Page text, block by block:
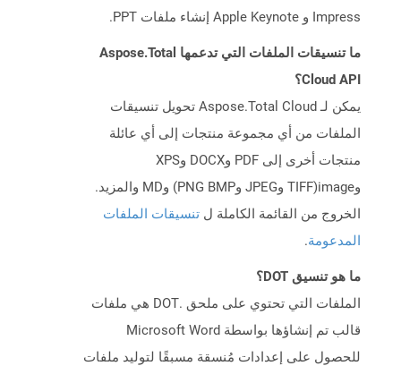
Impress و Apple Keynote إنشاء ملفات PPT.
ما تنسيقات الملفات التي تدعمها Aspose.Total
Cloud API؟
يمكن لـ Aspose.Total Cloud تحويل تنسيقات
الملفات من أي مجموعة منتجات إلى أي عائلة
منتجات أخرى إلى PDF وDOCX وXPS
وimage(TIFF وJPEG وPNG BMP) وMD والمزيد.
الخروج من القائمة الكاملة ل تنسيقات الملفات
المدعومة.
ما هو تنسيق DOT؟
الملفات التي تحتوي على ملحق .DOT هي ملفات
قالب تم إنشاؤها بواسطة Microsoft Word
للحصول على إعدادات مُنسقة مسبقًا لتوليد ملفات